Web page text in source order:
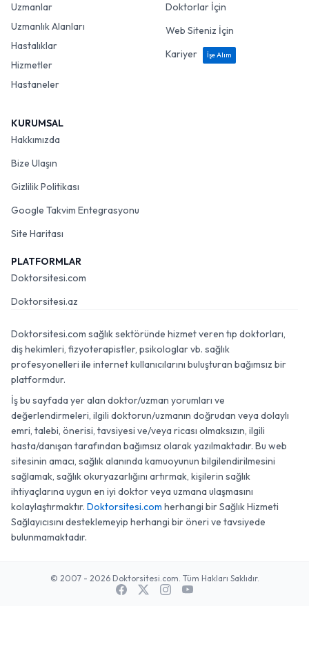
Uzmanlar
Uzmanlık Alanları
Hastalıklar
Hizmetler
Hastaneler
Doktorlar İçin
Web Siteniz İçin
Kariyer
İşe Alım
KURUMSAL
Hakkımızda
Bize Ulaşın
Gizlilik Politikası
Google Takvim Entegrasyonu
Site Haritası
PLATFORMLAR
Doktorsitesi.com
Doktorsitesi.az
Doktorsitesi.com sağlık sektöründe hizmet veren tıp doktorları,
diş hekimleri, fizyoterapistler, psikologlar vb. sağlık
profesyonelleri ile internet kullanıcılarını buluşturan bağımsız bir
platformdur.
İş bu sayfada yer alan doktor/uzman yorumları ve
değerlendirmeleri, ilgili doktorun/uzmanın doğrudan veya dolaylı
emri, talebi, önerisi, tavsiyesi ve/veya ricası olmaksızın, ilgili
hasta/danışan tarafından bağımsız olarak yazılmaktadır. Bu web
sitesinin amacı, sağlık alanında kamuoyunun bilgilendirilmesini
sağlamak, sağlık okuryazarlığını artırmak, kişilerin sağlık
ihtiyaçlarına uygun en iyi doktor veya uzmana ulaşmasını
kolaylaştırmaktır. Doktorsitesi.com herhangi bir Sağlık Hizmeti
Sağlayıcısını desteklemeyip herhangi bir öneri ve tavsiyede
bulunmamaktadır.
© 2007 - 2026 Doktorsitesi.com. Tüm Hakları Saklıdır.